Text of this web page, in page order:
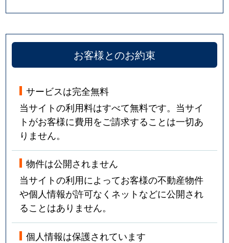
お客様とのお約束
サービスは完全無料
当サイトの利用料はすべて無料です。当サイ
トがお客様に費用をご請求することは一切あ
りません。
物件は公開されません
当サイトの利用によってお客様の不動産物件
や個人情報が許可なくネットなどに公開され
ることはありません。
個人情報は保護されています